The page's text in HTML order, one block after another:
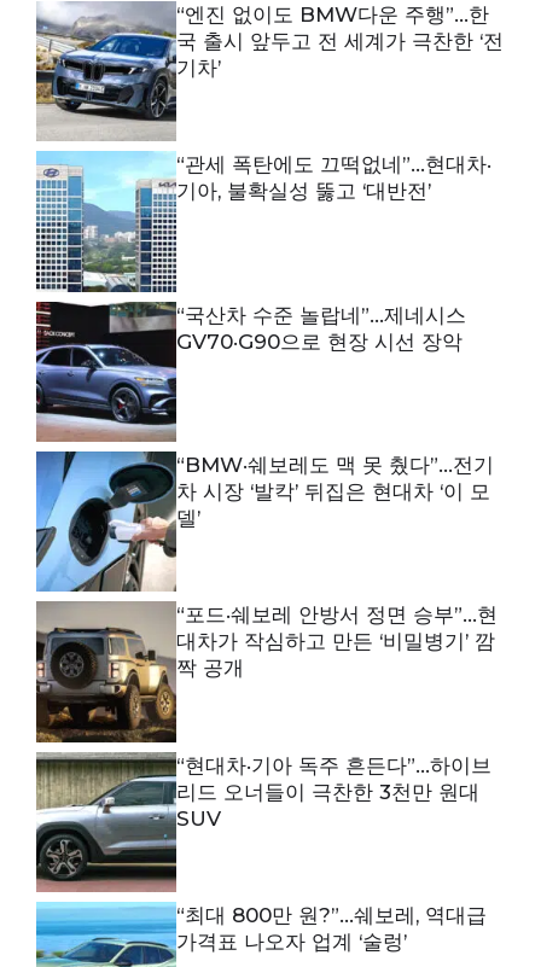
“엔진 없이도 BMW다운 주행”…한
국 출시 앞두고 전 세계가 극찬한 ‘전
기차’
“관세 폭탄에도 끄떡없네”…현대차·
기아, 불확실성 뚫고 ‘대반전’
“국산차 수준 놀랍네”…제네시스
GV70·G90으로 현장 시선 장악
“BMW·쉐보레도 맥 못 췄다”…전기
차 시장 ‘발칵’ 뒤집은 현대차 ‘이 모
델’
“포드·쉐보레 안방서 정면 승부”…현
대차가 작심하고 만든 ‘비밀병기’ 깜
짝 공개
“현대차·기아 독주 흔든다”…하이브
리드 오너들이 극찬한 3천만 원대
SUV
“최대 800만 원?”…쉐보레, 역대급
가격표 나오자 업계 ‘술렁’